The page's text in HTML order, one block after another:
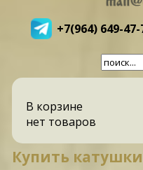
+7(964) 649-47-
В корзине
нет товаров
Купить